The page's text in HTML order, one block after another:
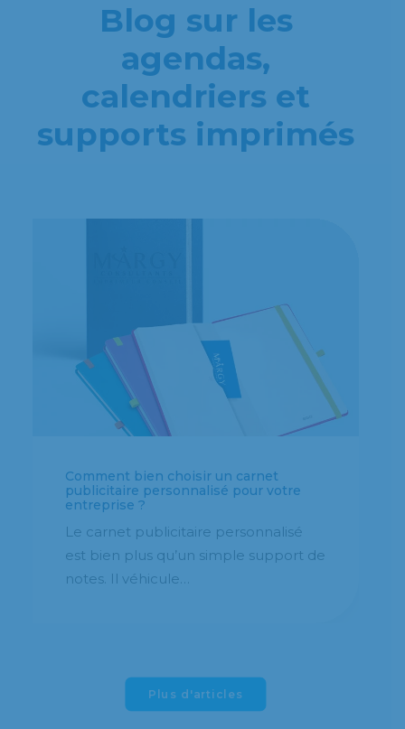
Blog sur les
agendas,
calendriers et
supports imprimés
Comment bien choisir un carnet
publicitaire personnalisé pour votre
entreprise ?
Le carnet publicitaire personnalisé
est bien plus qu’un simple support de
notes. Il véhicule…
Plus d'articles